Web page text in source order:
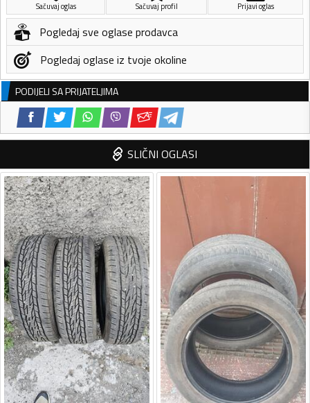
Sačuvaj oglas Sačuvaj profil Prijavi oglas
Pogledaj sve oglase prodavca
Pogledaj oglase iz tvoje okoline
PODIJELI SA PRIJATELJIMA
SLIČNI OGLASI